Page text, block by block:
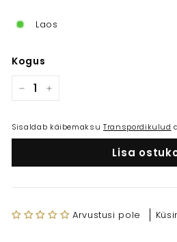
Laos
Kogus
Sisaldab käibemaksuTranspordikulud
Lisa
Arvustusi pole